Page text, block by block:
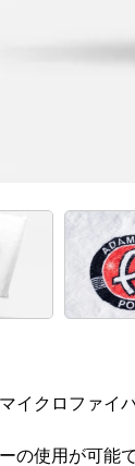
イクロファイ
の使用が可能